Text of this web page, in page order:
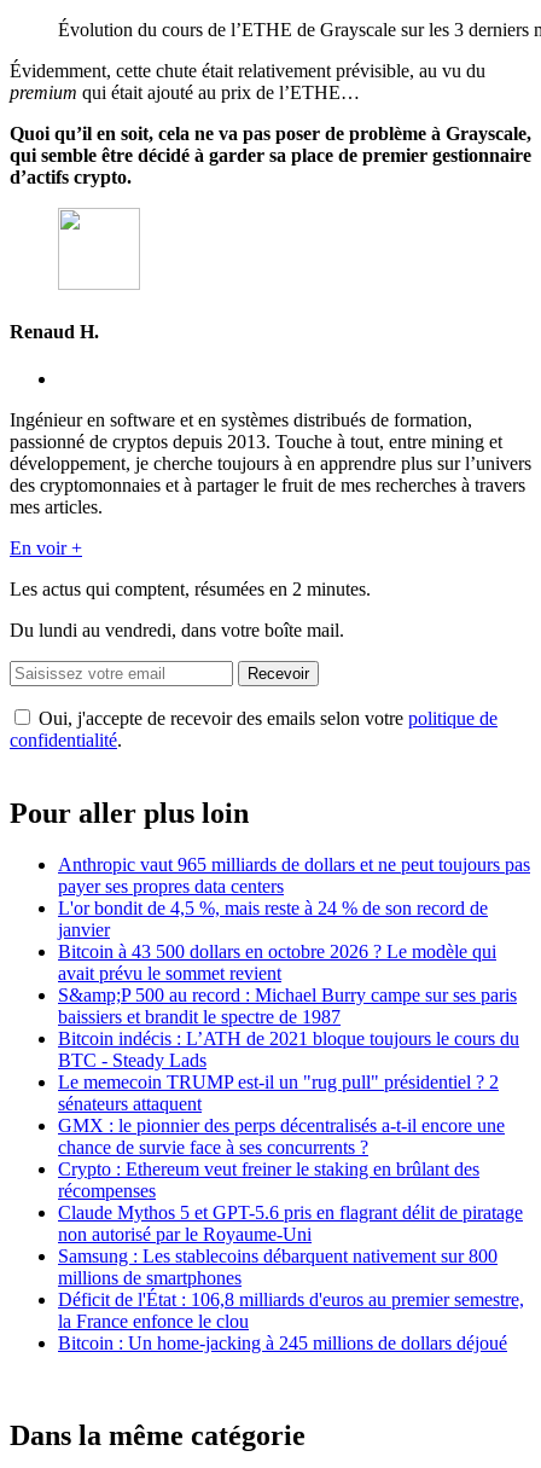
Évolution du cours de l’ETHE de Grayscale sur les 3 derniers
Évidemment, cette chute était relativement prévisible, au vu du
premium qui était ajouté au prix de l’ETHE…
Quoi qu’il en soit, cela ne va pas poser de problème à Grayscale,
qui semble être décidé à garder sa place de premier gestionnaire
d’actifs crypto.
Renaud H.
Ingénieur en software et en systèmes distribués de formation,
passionné de cryptos depuis 2013. Touche à tout, entre mining et
développement, je cherche toujours à en apprendre plus sur l’univers
des cryptomonnaies et à partager le fruit de mes recherches à travers
mes articles.
En voir +
Les actus qui comptent, résumées en 2 minutes.
Du lundi au vendredi, dans votre boîte mail.
Recevoir
Oui, j'accepte de recevoir des emails selon votre politique de
confidentialité.
Pour aller plus loin
Anthropic vaut 965 milliards de dollars et ne peut toujours pas
payer ses propres data centers
L'or bondit de 4,5 %, mais reste à 24 % de son record de
janvier
Bitcoin à 43 500 dollars en octobre 2026 ? Le modèle qui
avait prévu le sommet revient
S&amp;P 500 au record : Michael Burry campe sur ses paris
baissiers et brandit le spectre de 1987
Bitcoin indécis : L’ATH de 2021 bloque toujours le cours du
BTC - Steady Lads
Le memecoin TRUMP est-il un "rug pull" présidentiel ? 2
sénateurs attaquent
GMX : le pionnier des perps décentralisés a-t-il encore une
chance de survie face à ses concurrents ?
Crypto : Ethereum veut freiner le staking en brûlant des
récompenses
Claude Mythos 5 et GPT-5.6 pris en flagrant délit de piratage
non autorisé par le Royaume-Uni
Samsung : Les stablecoins débarquent nativement sur 800
millions de smartphones
Déficit de l'État : 106,8 milliards d'euros au premier semestre,
la France enfonce le clou
Bitcoin : Un home-jacking à 245 millions de dollars déjoué
Dans la même catégorie